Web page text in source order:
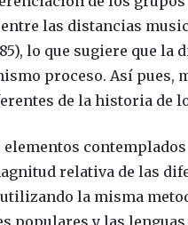
las distancias
lo que sugiere que
proceso. Así pues,
de la historia de
elementos
relativa de las
la misma